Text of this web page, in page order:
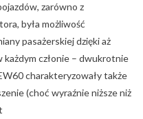
zarówno z
była możliwość
pasażerskiej dzięki aż
członie – dwukrotnie
charakteryzowały także
(choć wyraźnie niższe niż